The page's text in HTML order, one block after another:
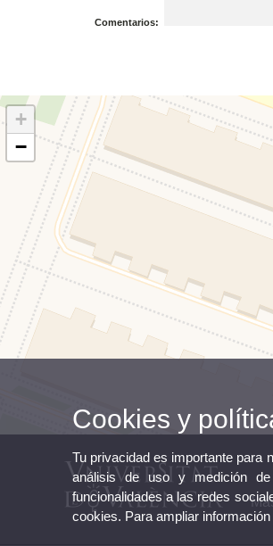
Comentarios:
+
−
Cookies y
Tu privacidad es importante para
análisis de uso y medición
funcionalidades a las redes
cookies. Para ampliar información